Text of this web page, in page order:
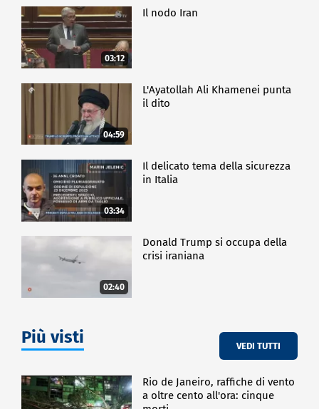
03:12
Il nodo Iran
04:59
L'Ayatollah Ali Khamenei punta
il dito
03:34
Il delicato tema della sicurezza
in Italia
02:40
Donald Trump si occupa della
crisi iraniana
Più visti VEDI TUTTI
Rio de Janeiro, raffiche di vento
a oltre cento all'ora: cinque